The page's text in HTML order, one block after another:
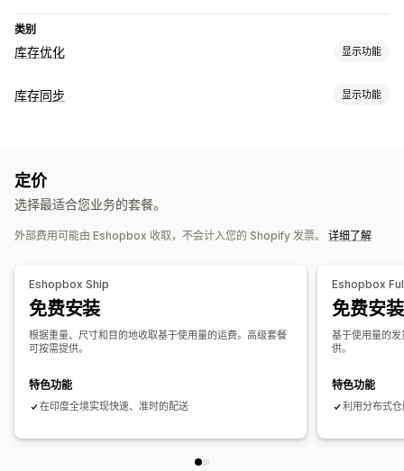
类别
库存优化 显示功能
库存管理
退货
通知和分析
洞察 电子邮件通知
库存同步 显示功能
定价
选择最适合您业务的套餐。
外部费用可能由 Eshopbox 收取，不会计入您的 Shopify 发票。 详细了解
Eshopbox Ship
免费安装
根据重量、尺寸和目的地收取基于使用量的运费。高级套餐
可按需提供。
特色功能
在印度全境实现快速、准时的配送
Eshopbox
免费安装
基于使用量的
供。
特色功能
利用分布式